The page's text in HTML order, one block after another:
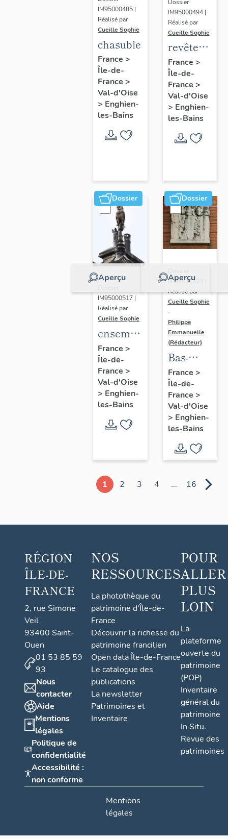
IM95000485 |
Réalisé par
Cueille Sophie
chasuble
France >
Île-de-
France >
Val-d'Oise
> Enghien-
les-Bains
Dossier
IM95000494 |
Réalisé par
Cueille Sophie
revêtement
mural,
décor de
l'élévation
extérieure
: couple
de
faisans
France >
Île-de-
France >
Val-d'Oise
> Enghien-
les-Bains
Dossier
Aperçu
IM95000517 |
Réalisé par
Cueille Sophie
ensemble
de neuf
épis et
décors
de
faîtage
France >
Île-de-
France >
Val-d'Oise
> Enghien-
les-Bains
Dossier
Aperçu
IM95000523 |
Réalisé par
Cueille Sophie
-
Philippe
Emmanuelle
(Rédacteur)
Bas-
relief
"les trois
le
classique,
technique
moderne"
France >
Île-de-
France >
Val-d'Oise
> Enghien-
les-Bains
1 2 3 4 ... 16
RÉGION
ÎLE-DE-
FRANCE
2, rue Simone
Veil
93400 Saint-
Ouen
01 53 85 59
93
Nous
contacter
Aide
Mentions
légales
Politique de
confidentialité
Accessibilité :
non conforme
NOS
RESSOURCES
La photothèque du
patrimoine d'Île-de-
France
Découvrir la richesse du
patrimoine francilien
Open data Île-de-France
Le catalogue des
publications
La newsletter
Patrimoines et
Inventaire
POUR
ALLER
PLUS
LOIN
La
plateforme
ouverte du
patrimoine
(POP)
Inventaire
général du
patrimoine
In Situ.
Revue des
patrimoines
Mentions
légales